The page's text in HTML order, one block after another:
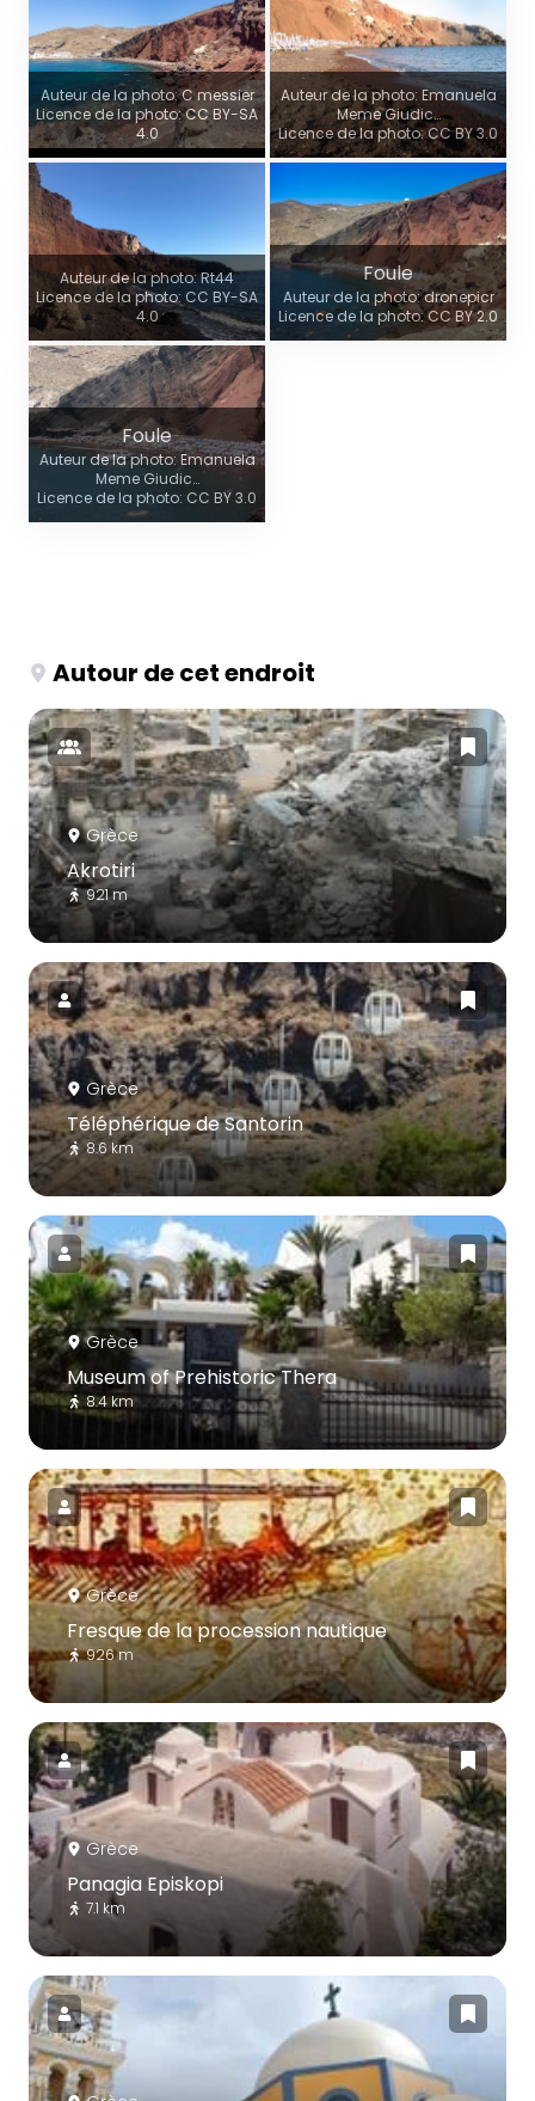
Auteur de la photo: C messier
Licence de la photo: CC BY-SA
4.0
Auteur de la photo: Emanuela
Meme Giudic…
Licence de la photo: CC BY 3.0
Auteur de la photo: Rt44
Licence de la photo: CC BY-SA
4.0
Foule
Auteur de la photo: dronepicr
Licence de la photo: CC BY 2.0
Foule
Auteur de la photo: Emanuela
Meme Giudic…
Licence de la photo: CC BY 3.0
Autour de cet endroit
Grèce
Akrotiri
921 m
Grèce
Téléphérique de Santorin
8.6 km
Grèce
Museum of Prehistoric Thera
8.4 km
Grèce
Fresque de la procession nautique
926 m
Grèce
Panagia Episkopi
7.1 km